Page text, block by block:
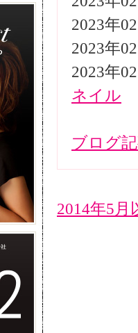
2023年
2023年
2023年
ネイル
ブログ
2014年5